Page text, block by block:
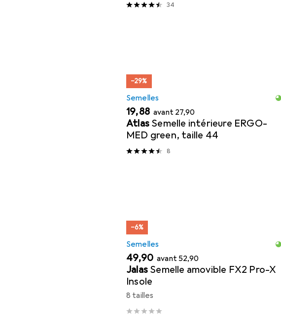
34
−29%
Semelles
EUR
19,88 avant EUR
27,90
Atlas Semelle intérieure ERGO-
MED green, taille 44
8
−6%
Semelles
EUR
49,90 avantEUR
52,90
Jalas Semelle amovible FX2 Pro-X
Insole
8 tailles